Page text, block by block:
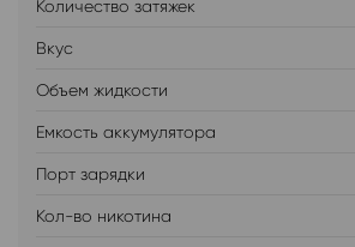
Количество затяжек
Вкус
Объем жидкости
Емкость аккумулятора
Порт зарядки
Кол-во никотина